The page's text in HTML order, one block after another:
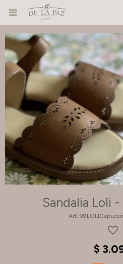

Sandalia Loli
$